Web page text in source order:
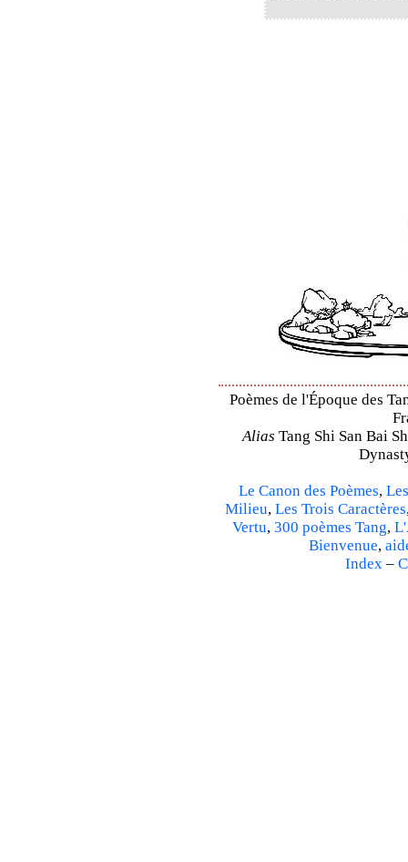
Poèmes de l'Époque des
Alias Tang Shi San Bai
Le Canon des Poèmes,
Milieu, Les Trois Caractères
Vertu, 300 poèmes Tang,
Bienvenue,
Index–